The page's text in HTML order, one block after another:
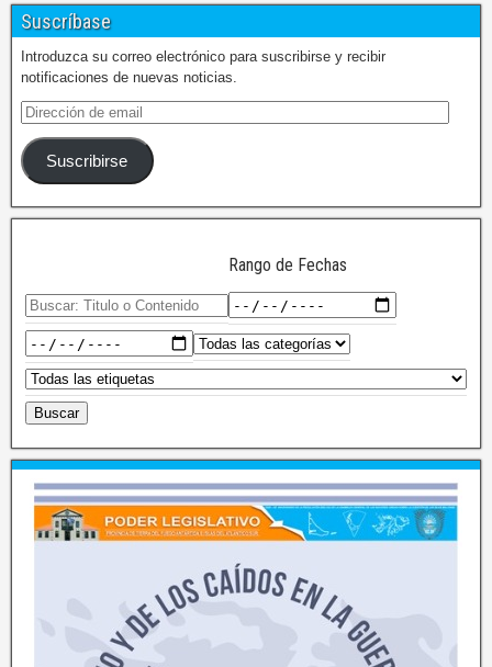
Suscríbase
Introduzca su correo electrónico para suscribirse y recibir
notificaciones de nuevas noticias.
Suscribirse
Rango de Fechas